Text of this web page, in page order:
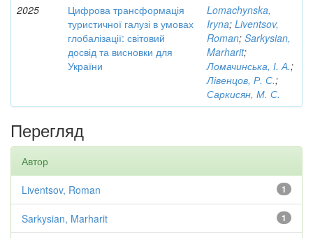
2025
Цифрова трансформація
туристичної галузі в умовах
глобалізації: світовий
досвід та висновки для
України
Lomachynska,
Iryna; Liventsov,
Roman; Sarkysian,
Marharit;
Ломачинська, І. А.;
Лівенцов, Р. С.;
Саркисян, М. С.
Перегляд
Автор
1
Liventsov, Roman
1
Sarkysian, Marharit